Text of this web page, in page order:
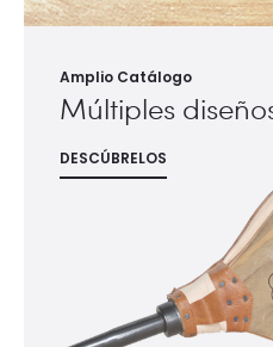
Amplio Catálogo
Múltiples
DESCÚBRELOS